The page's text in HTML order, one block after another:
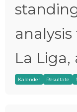
La Liga,
Kalender Resultate